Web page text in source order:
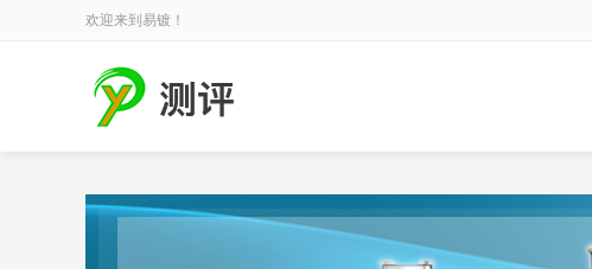
欢迎来到易镀！